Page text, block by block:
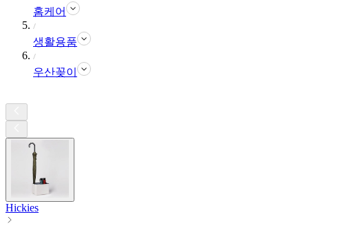
홈케어
생활용품
우산꽂이
Hickies